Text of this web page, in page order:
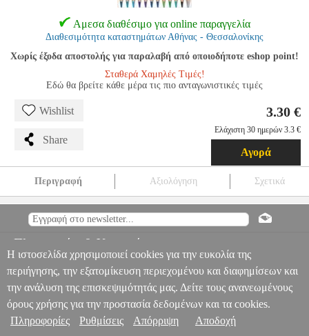
Αμεσα διαθέσιμο για online παραγγελία
Διαθεσιμότητα καταστημάτων Αθήνας - Θεσσαλονίκης
Χωρίς έξοδα αποστολής για παραλαβή από οποιοδήποτε eshop point!
Σταθερά Χαμηλές Τιμές!
Εδώ θα βρείτε κάθε μέρα τις πιο ανταγωνιστικές τιμές
Wishlist
Share
3.30 €
Ελάχιστη 30 ημερών 3.3 €
Αγορά
Περιγραφή Αξιολόγηση Σχετικά
ANA.MAP02246 MAPED
ΞΥΛΟΜΠΟΓΙΕΣ
Πληροφορίες & Υπηρεσίες >
Η ιστοσελίδα χρησιμοποιεί cookies για την ευκολία της
περιήγησης, την εξατομίκευση περιεχομένου και διαφημίσεων και
την ανάλυση της επισκεψιμότητάς μας. Δείτε τους ανανεωμένους
όρους χρήσης για την προστασία δεδομένων και τα cookies.
Πληροφορίες
Ρυθμίσεις Απόρριψη Αποδοχή